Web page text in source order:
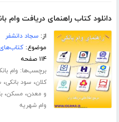
دانلود کتاب راهنمای دریافت وام
از:سجاد دانشفر
موضوع:
۱۱۴ صفحه
برچسب‌ها: وام
کلان، سود بانکی،
و معدن، مسکن،
وام شهریه